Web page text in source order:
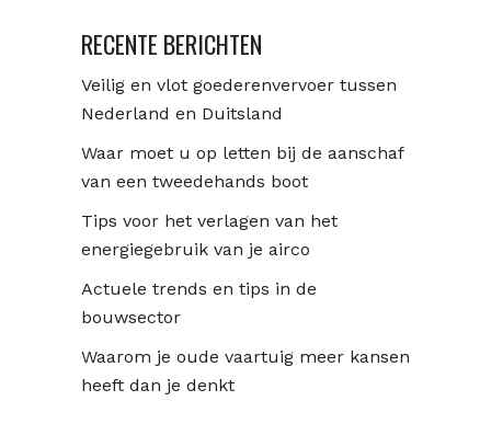
RECENTE BERICHTEN
Veilig en vlot goederenvervoer tussen
Nederland en Duitsland
Waar moet u op letten bij de aanschaf
van een tweedehands boot
Tips voor het verlagen van het
energiegebruik van je airco
Actuele trends en tips in de
bouwsector
Waarom je oude vaartuig meer kansen
heeft dan je denkt